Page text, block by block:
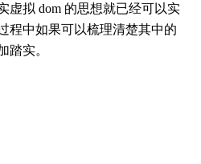
虚拟 dom 的思想就已经可以实
程中如果可以梳理清楚其中的
踏实。